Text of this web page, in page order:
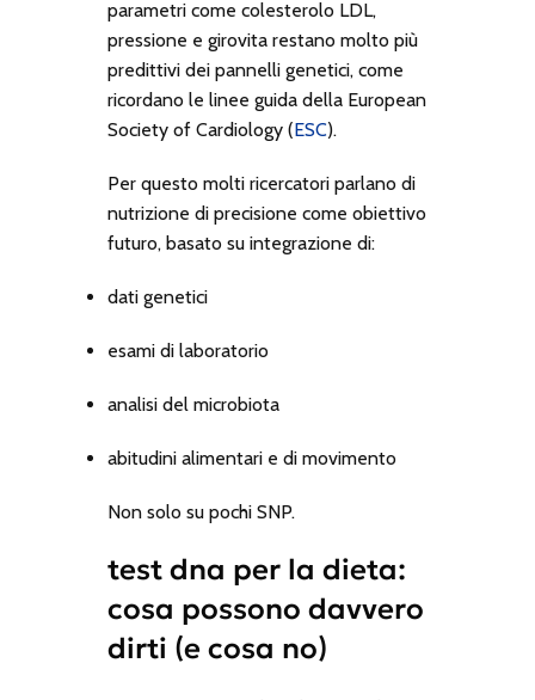
parametri come colesterolo LDL,
pressione e girovita restano molto più
predittivi dei pannelli genetici, come
ricordano le linee guida della European
Society of Cardiology (ESC).
Per questo molti ricercatori parlano di
nutrizione di precisione come obiettivo
futuro, basato su integrazione di:
dati genetici
esami di laboratorio
analisi del microbiota
abitudini alimentari e di movimento
Non solo su pochi SNP.
test dna per la dieta:
cosa possono davvero
dirti (e cosa no)